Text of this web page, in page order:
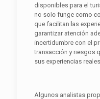
disponibles para el
no solo funge como
que facilitan las
garantizar atención
incertidumbre con el
transacción y riesgos
sus experiencias reales.
Algunos analistas